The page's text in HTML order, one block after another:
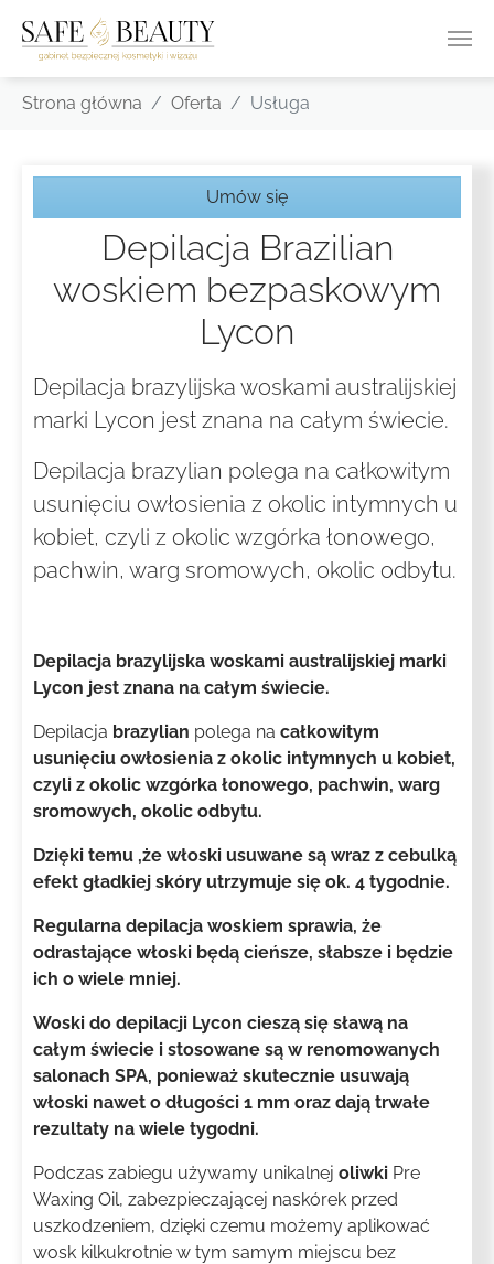
Strona główna Oferta Usługa
Umów się
Depilacja Brazilian
woskiem bezpaskowym
Lycon
Depilacja brazylijska woskami australijskiej
marki Lycon jest znana na całym świecie.
Depilacja brazylian polega na całkowitym
usunięciu owłosienia z okolic intymnych u
kobiet, czyli z okolic wzgórka łonowego,
pachwin, warg sromowych, okolic odbytu.
Depilacja brazylijska woskami australijskiej marki
Lycon jest znana na całym świecie.
Depilacja brazylian polega na całkowitym
usunięciu owłosienia z okolic intymnych u kobiet,
czyli z okolic wzgórka łonowego, pachwin, warg
sromowych, okolic odbytu.
Dzięki temu ,że włoski usuwane są wraz z cebulką
efekt gładkiej skóry utrzymuje się ok. 4 tygodnie.
Regularna depilacja woskiem sprawia, że
odrastające włoski będą cieńsze, słabsze i będzie
ich o wiele mniej.
Woski do depilacji Lycon cieszą się sławą na
całym świecie i stosowane są w renomowanych
salonach SPA, ponieważ skutecznie usuwają
włoski nawet o długości 1 mm oraz dają trwałe
rezultaty na wiele tygodni.
Podczas zabiegu używamy unikalnej oliwki Pre
Waxing Oil, zabezpieczającej naskórek przed
uszkodzeniem, dzięki czemu możemy aplikować
wosk kilkukrotnie w tym samym miejscu bez